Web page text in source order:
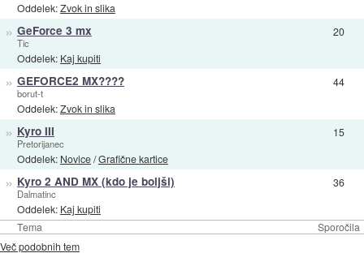
Tema Sporočila
Oddelek:Zvok in slika
» GeForce 3 mx
Tic
Oddelek: Kaj kupiti
20
» GEFORCE2 MX????
borut-t
Oddelek:Zvok in slika
44
» Kyro III
Pretorijanec
Oddelek: Novice/Grafične kartice
15
» Kyro 2 AND MX (kdo je boljši)
Dalmatinc
Oddelek: Kaj kupiti
36
Več podobnih tem